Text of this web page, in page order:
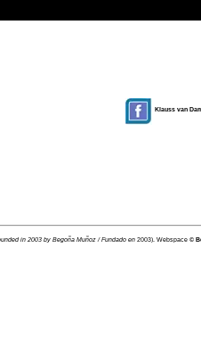
Klauss van
in 2003 by Begoña Muñoz / Fundado en 2003). Webspace ©